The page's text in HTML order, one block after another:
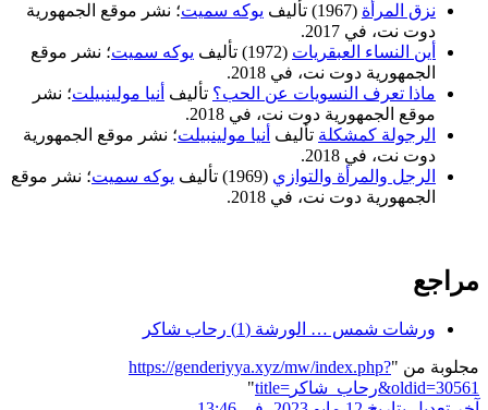
نزق المرأة (1967) تأليف يوكه سميت؛ نشر موقع الجمهورية
دوت نت، في 2017.
أين النساء العبقريات (1972) تأليف يوكه سميت؛ نشر موقع
الجمهورية دوت نت، في 2018.
ماذا تعرف النسويات عن الحب؟ تأليف أنيا مولينبيلت؛ نشر
موقع الجمهورية دوت نت، في 2018.
الرجولة كمشكلة تأليف أنيا مولينبيلت؛ نشر موقع الجمهورية
دوت نت، في 2018.
الرجل والمرأة والتوازي (1969) تأليف يوكه سميت؛ نشر موقع
الجمهورية دوت نت، في 2018.
مراجع
ورشات شمس … الورشة (1) رحاب شاكر
مجلوبة من "https://genderiyya.xyz/mw/index.php?
title=رحاب_شاكر&oldid=30561
"